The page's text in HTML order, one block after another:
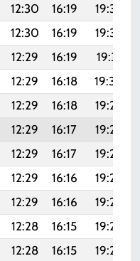
12:30 16:19 19:33
12:30 16:19 19:32
12:29 16:19 19:31
12:29 16:18 19:30
12:29 16:18 19:29
12:29 16:17 19:28
12:29 16:17 19:27
12:29 16:16 19:25
12:29 16:16 19:24
12:28 16:15 19:23
12:28 16:15 19:22